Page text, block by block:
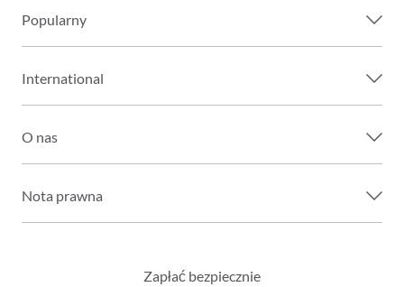
Popularny
International
O nas
Nota prawna
Zapłać bezpiecznie